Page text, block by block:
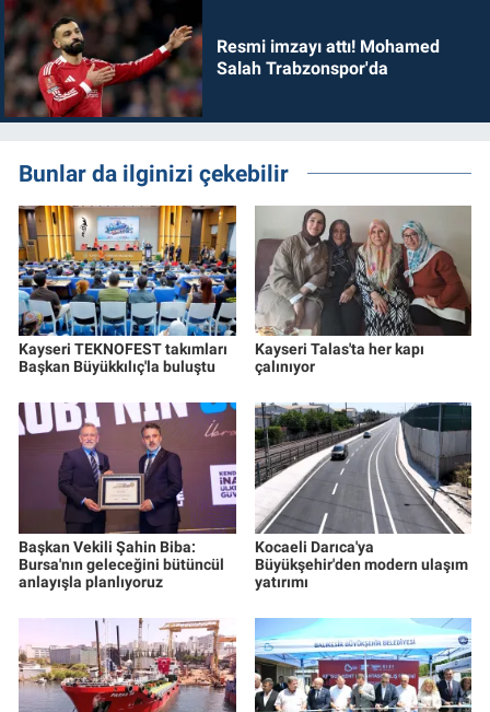
Resmi imzayı attı! Mohamed
Salah Trabzonspor'da
Bunlar da ilginizi çekebilir
Kayseri TEKNOFEST takımları
Başkan Büyükkılıç'la buluştu
Kayseri Talas'ta her kapı
çalınıyor
Başkan Vekili Şahin Biba:
Bursa'nın geleceğini bütüncül
anlayışla planlıyoruz
Kocaeli Darıca'ya
Büyükşehir'den modern ulaşım
yatırımı